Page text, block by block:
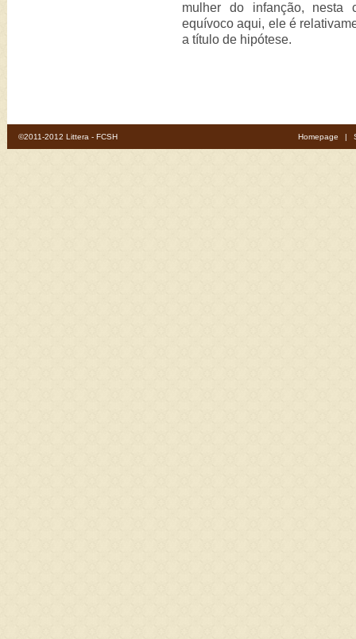
mulher do infanção, nesta
equívoco aqui, ele é
a título de hipótese.
©2011-2012 Littera - FCSH Homepage |